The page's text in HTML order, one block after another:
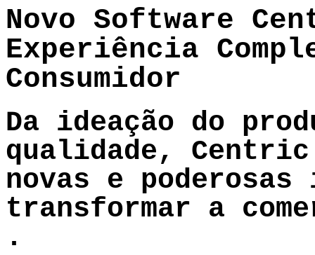
Novo Software
Experiência
Consumidor
Da ideação do
qualidade,
novas e poderosas
transformar a
.